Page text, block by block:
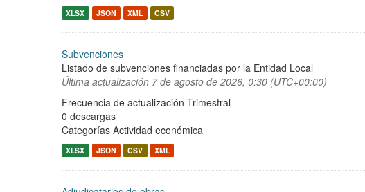
XLSX JSON XML CSV
Subvenciones
Listado de subvenciones financiadas por la Entidad Local
Última actualización 7 de agosto de 2026, 0:30 (UTC+00:00)
Frecuencia de actualización Trimestral
0 descargas
Categorías Actividad económica
XLSX JSON CSV XML